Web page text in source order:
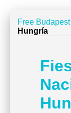
Free
Hungría